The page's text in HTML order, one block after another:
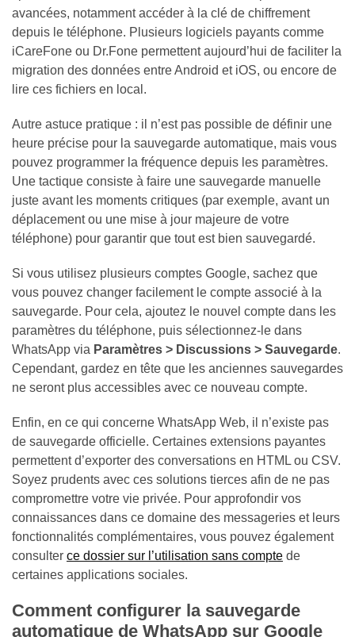
avancées, notamment accéder à la clé de chiffrement
depuis le téléphone. Plusieurs logiciels payants comme
iCareFone ou Dr.Fone permettent aujourd’hui de faciliter la
migration des données entre Android et iOS, ou encore de
lire ces fichiers en local.
Autre astuce pratique : il n’est pas possible de définir une
heure précise pour la sauvegarde automatique, mais vous
pouvez programmer la fréquence depuis les paramètres.
Une tactique consiste à faire une sauvegarde manuelle
juste avant les moments critiques (par exemple, avant un
déplacement ou une mise à jour majeure de votre
téléphone) pour garantir que tout est bien sauvegardé.
Si vous utilisez plusieurs comptes Google, sachez que
vous pouvez changer facilement le compte associé à la
sauvegarde. Pour cela, ajoutez le nouvel compte dans les
paramètres du téléphone, puis sélectionnez-le dans
WhatsApp via Paramètres > Discussions > Sauvegarde.
Cependant, gardez en tête que les anciennes sauvegardes
ne seront plus accessibles avec ce nouveau compte.
Enfin, en ce qui concerne WhatsApp Web, il n’existe pas
de sauvegarde officielle. Certaines extensions payantes
permettent d’exporter des conversations en HTML ou CSV.
Soyez prudents avec ces solutions tierces afin de ne pas
compromettre votre vie privée. Pour approfondir vos
connaissances dans ce domaine des messageries et leurs
fonctionnalités complémentaires, vous pouvez également
consulter ce dossier sur l’utilisation sans compte de
certaines applications sociales.
Comment configurer la sauvegarde
automatique de WhatsApp sur Google